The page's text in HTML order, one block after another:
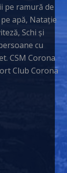
pe ramură de
apă, Natație
Schi și
cu
CSM Corona
Club Corona